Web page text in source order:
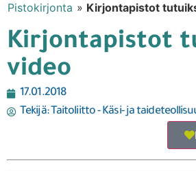
Pistokirjonta » Kirjontapistot
Kirjontapistot
video
17.01.2018
Tekijä:Taitoliitto - Käsi- ja